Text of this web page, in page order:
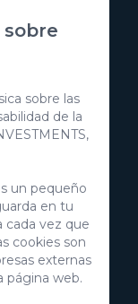
indicados en
protección de tus
sobre las
de la
un pequeño
en tu
cada vez que
cookies son
externas
página web.